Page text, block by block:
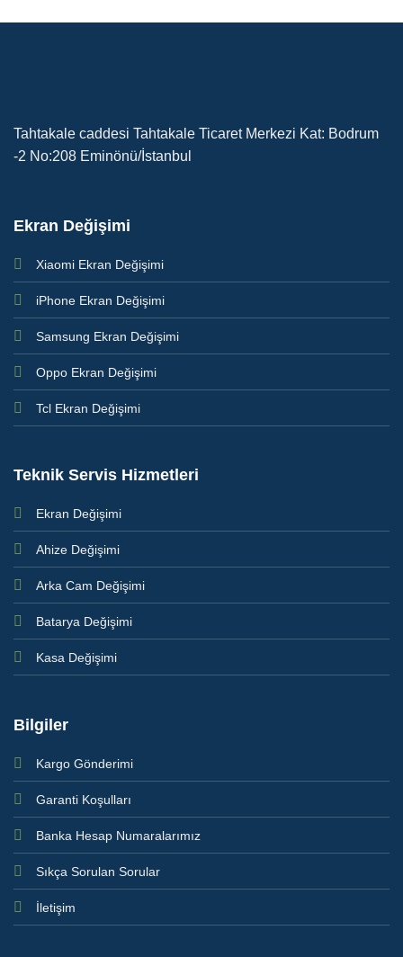
Tahtakale caddesi Tahtakale Ticaret Merkezi Kat: Bodrum
-2 No:208 Eminönü/İstanbul
Ekran Değişimi
Xiaomi Ekran Değişimi
iPhone Ekran Değişimi
Samsung Ekran Değişimi
Oppo Ekran Değişimi
Tcl Ekran Değişimi
Teknik Servis Hizmetleri
Ekran Değişimi
Ahize Değişimi
Arka Cam Değişimi
Batarya Değişimi
Kasa Değişimi
Bilgiler
Kargo Gönderimi
Garanti Koşulları
Banka Hesap Numaralarımız
Sıkça Sorulan Sorular
İletişim